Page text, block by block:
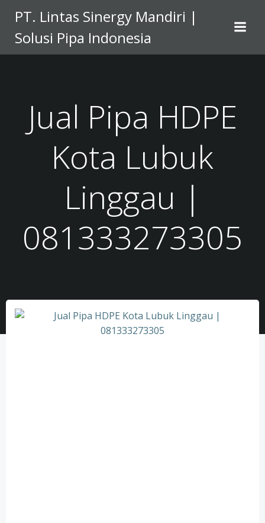
to
content
PT. Lintas Sinergy Mandiri |
Solusi Pipa Indonesia
Jual Pipa HDPE
Kota Lubuk
Linggau |
081333273305